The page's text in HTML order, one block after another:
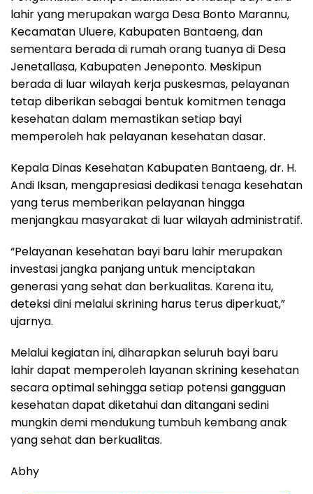
lahir yang merupakan warga Desa Bonto Marannu,
Kecamatan Uluere, Kabupaten Bantaeng, dan
sementara berada di rumah orang tuanya di Desa
Jenetallasa, Kabupaten Jeneponto. Meskipun
berada di luar wilayah kerja puskesmas, pelayanan
tetap diberikan sebagai bentuk komitmen tenaga
kesehatan dalam memastikan setiap bayi
memperoleh hak pelayanan kesehatan dasar.
Kepala Dinas Kesehatan Kabupaten Bantaeng, dr. H.
Andi Iksan, mengapresiasi dedikasi tenaga kesehatan
yang terus memberikan pelayanan hingga
menjangkau masyarakat di luar wilayah administratif.
“Pelayanan kesehatan bayi baru lahir merupakan
investasi jangka panjang untuk menciptakan
generasi yang sehat dan berkualitas. Karena itu,
deteksi dini melalui skrining harus terus diperkuat,”
ujarnya.
Melalui kegiatan ini, diharapkan seluruh bayi baru
lahir dapat memperoleh layanan skrining kesehatan
secara optimal sehingga setiap potensi gangguan
kesehatan dapat diketahui dan ditangani sedini
mungkin demi mendukung tumbuh kembang anak
yang sehat dan berkualitas.
Abhy